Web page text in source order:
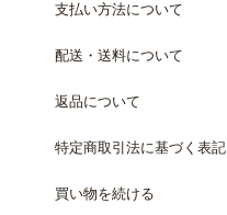
支払い方法について
配送・送料について
返品について
特定商取引法に基づく表記
買い物を続ける